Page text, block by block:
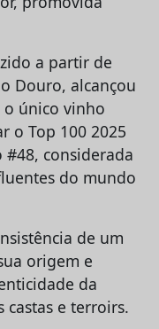
a partir de
Douro, alcançou
único vinho
o Top 100 2025
#48, considerada
do mundo
de um
origem e
da
castas e terroirs.